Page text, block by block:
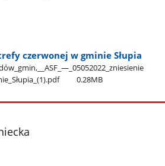
czerwonej w gminie Słupia
0.28MB